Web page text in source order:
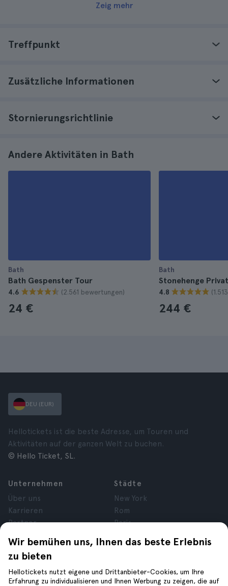
Zeig mehr
Treffpunkt
Zusätzliche Informationen
Stornierungsrichtlinie
Andere Aktivitäten in Bath
Bath
Bath Gespenster Tour
4.6 (2.561 bewertungen)
24 €
Bath
Stonehenge
4.8
244 €
Wir bemühen uns, Ihnen das beste Erlebnis
zu bieten
Hellotickets nutzt eigene und Drittanbieter-Cookies, um Ihre
Erfahrung zu individualisieren und Ihnen Werbung zu zeigen, die auf
DEU (EUR)
Hellotickets ist die beste Adresse, um Touren und
Aktivitäten auf der ganzen Welt zu buchen.
© Hello Ticket, SL.
Unternehmen
Über uns
Karrieren
Partner
Datenschutz
Allgemeine
Geschäftsbedingungen
Cookies
Städte
New York
Rom
Paris
Granada
Teneriffa